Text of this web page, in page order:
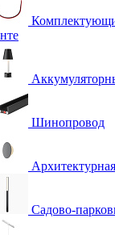
Шинопровод
Садово-